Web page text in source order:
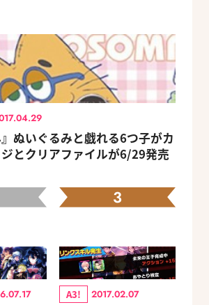
』ぬいぐるみと戯れる6つ子がカ
とクリアファイルが6/29発売
3
A3! 2017.02.07